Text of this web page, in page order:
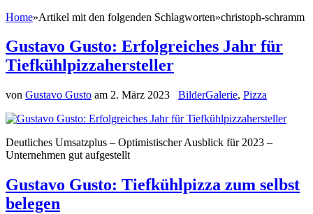
Home»Artikel mit den folgenden Schlagworten»christoph-schramm
Gustavo Gusto: Erfolgreiches Jahr für
Tiefkühlpizzahersteller
von Gustavo Gusto am 2. März 2023 BilderGalerie, Pizza
Deutliches Umsatzplus – Optimistischer Ausblick für 2023 –
Unternehmen gut aufgestellt
Gustavo Gusto: Tiefkühlpizza zum selbst
belegen